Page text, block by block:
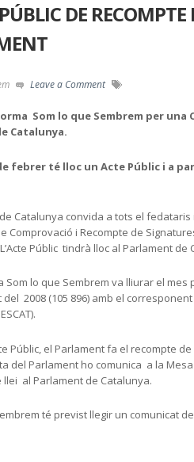
DE
Leave a Comment
Som lo que Sembrem per
Catalunya.
febrer té lloc un Acte Públic i a
Catalunya convida a tots el
Comprovació i Recompte de
Públic tindrà lloc al Parlament
Som lo que Sembrem va lliurar el
2008 (105 896) amb el
Públic, el Parlament fa el recompte
del Parlament ho comunica a la
al Parlament de Catalunya.
té previst llegir un comunicat